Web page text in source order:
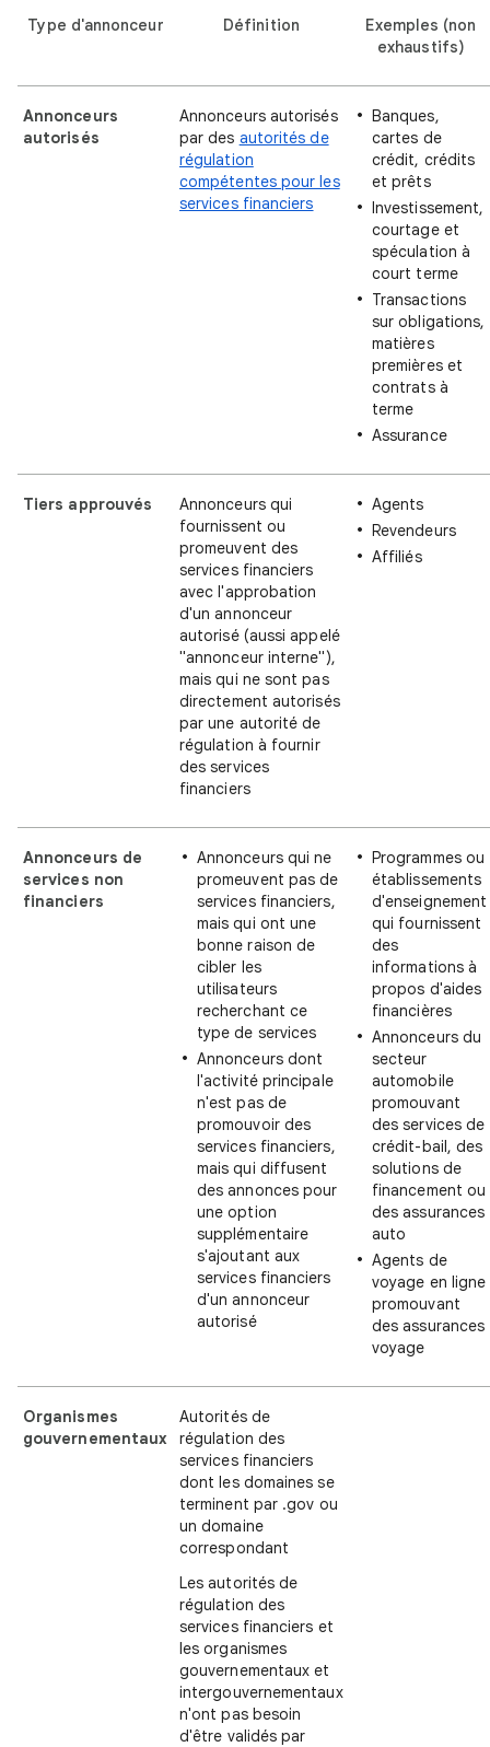
Type d'annonceur Définition
Exemples (non
exhaustifs)
Annonceurs
autorisés
Annonceurs autorisés
par des autorités de
régulation
compétentes pour les
services financiers
Banques,
cartes de
crédit, crédits
et prêts
Investissement,
courtage et
spéculation à
court terme
Transactions
sur obligations,
matières
premières et
contrats à
terme
Assurance
Tiers approuvés
Annonceurs qui
fournissent ou
promeuvent des
services financiers
avec l'approbation
d'un annonceur
autorisé (aussi appelé
"annonceur interne"),
mais qui ne sont pas
directement autorisés
par une autorité de
régulation à fournir
des services
financiers
Agents
Revendeurs
Affiliés
Annonceurs de
services non
financiers
Annonceurs qui ne
promeuvent pas de
services financiers,
mais qui ont une
bonne raison de
cibler les
utilisateurs
recherchant ce
type de services
Annonceurs dont
l'activité principale
n'est pas de
promouvoir des
services financiers,
mais qui diffusent
des annonces pour
une option
supplémentaire
s'ajoutant aux
services financiers
d'un annonceur
autorisé
Programmes ou
établissements
d'enseignement
qui fournissent
des
informations à
propos d'aides
financières
Annonceurs du
secteur
automobile
promouvant
des services de
crédit-bail, des
solutions de
financement ou
des assurances
auto
Agents de
voyage en ligne
promouvant
des assurances
voyage
Organismes
gouvernementaux
Autorités de
régulation des
services financiers
dont les domaines se
terminent par .gov ou
un domaine
correspondant
Les autorités de
régulation des
services financiers et
les organismes
gouvernementaux et
intergouvernementaux
n'ont pas besoin
d'être validés par